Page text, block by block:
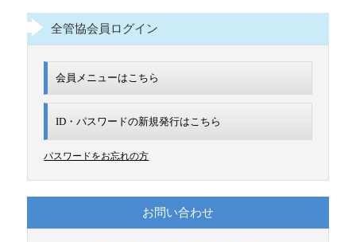
全管協会員ログイン
会員メニューはこちら
ID・パスワードの新規発行はこちら
パスワードをお忘れの方
お問い合わせ